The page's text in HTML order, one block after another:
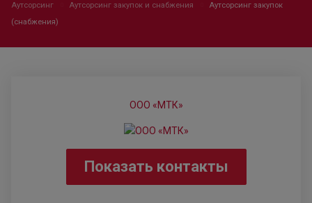
Аутсорсинг
Аутсорсинг закупок и снабжения
Аутсорсинг закупок
(снабжения)
ООО «МТК»
Показать контакты